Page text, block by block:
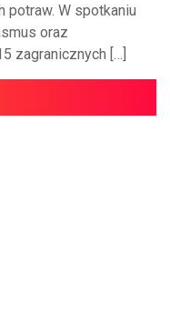
W spotkaniu
oraz
zagranicznych […]